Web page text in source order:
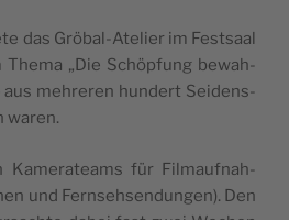
das Grö­bal-Ate­lier im Fest­saal
„Die Schöp­fung bewah­
aus meh­re­ren hun­dert Sei­dens­
waren.
Kame­ra­teams für Fil­mauf­nah­
und Fern­seh­sen­dun­gen). Den